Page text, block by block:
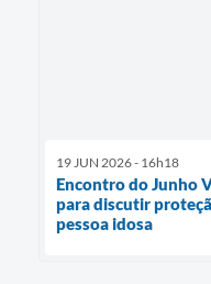
19 JUN 2026 - 16h18
Encontro do Junho
para discutir
pessoa idosa